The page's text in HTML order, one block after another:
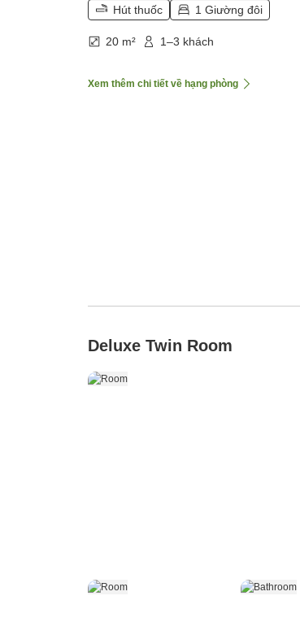
Hút thuốc 1 Giường đôi
20 m² 1–3 khách
Xem thêm chi tiết về hạng phòng
Deluxe Twin Room